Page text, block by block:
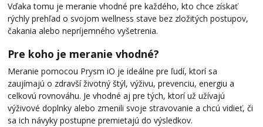
Vďaka tomu je meranie vhodné pre každého, kto chce získať
rýchly prehľad o svojom wellness stave bez zložitých postupov,
čakania alebo nepríjemného vyšetrenia.
Pre koho je meranie vhodné?
Meranie pomocou Prysm iO je ideálne pre ľudí, ktorí sa
zaujímajú o zdravší životný štýl, výživu, prevenciu, energiu a
celkovú rovnováhu. Je vhodné aj pre tých, ktorí už užívajú
výživové doplnky alebo zmenili svoje stravovanie a chcú vidieť, či
sa ich návyky postupne premietajú do výsledkov.